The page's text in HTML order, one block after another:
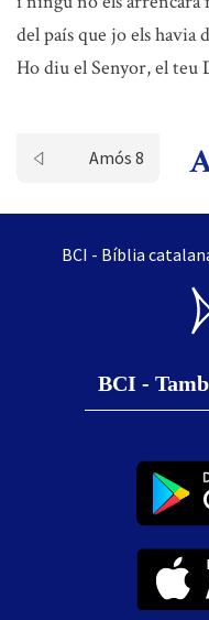
del país que jo els havia
Ho diu el Senyor, el teu
Amós 8
BCI - Bíblia
BCI -